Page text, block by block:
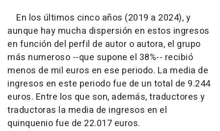
En los últimos cinco años (2019 a 2024), y
aunque hay mucha dispersión en estos ingresos
en función del perfil de autor o autora, el grupo
más numeroso --que supone el 38%-- recibió
menos de mil euros en ese periodo. La media de
ingresos en este periodo fue de un total de 9.244
euros. Entre los que son, además, traductores y
traductoras la media de ingresos en el
quinquenio fue de 22.017 euros.